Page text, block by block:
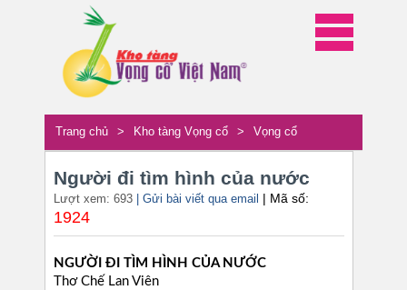
Trang chủ > Kho tàng Vọng cổ > Vọng cổ
Người đi tìm hình của nước
Lượt xem: 693 | Gửi bài viết qua email | Mã số:
1924
NGƯỜI ĐI TÌM HÌNH CỦA NƯỚC
Thơ Chế Lan Viên